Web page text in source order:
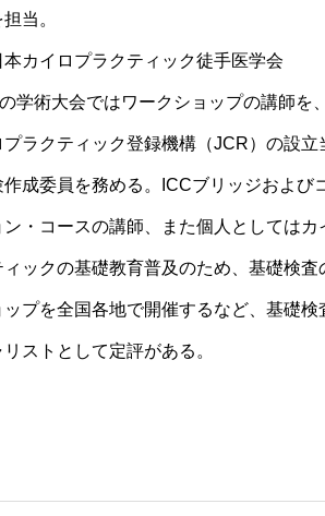
当。
本カイロプラクティック徒手医学会
学術大会ではワークショップの講師を、
プラクティック登録機構（JCR）の設立
成委員を務める。ICCブリッジおよび
ン・コースの講師、また個人としてはカ
ィックの基礎教育普及のため、基礎検査
ップを全国各地で開催するなど、基礎検
ストとして定評がある。